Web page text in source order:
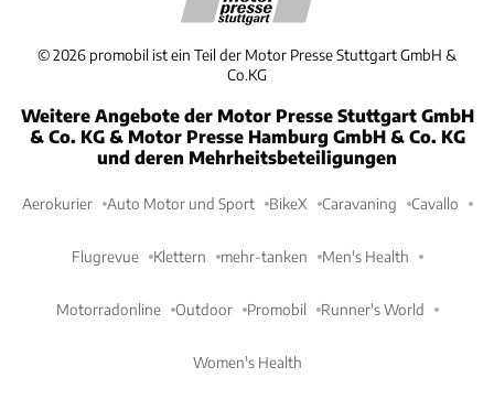
©2026 promobil ist ein Teil der Motor Presse Stuttgart GmbH &
Co.KG
Weitere Angebote der Motor Presse Stuttgart GmbH
& Co. KG & Motor Presse Hamburg GmbH & Co. KG
und deren Mehrheitsbeteiligungen
Aerokurier Auto Motor und Sport BikeX Caravaning Cavallo
Flugrevue Klettern mehr-tanken Men's Health
Motorradonline Outdoor Promobil Runner's World
Women's Health